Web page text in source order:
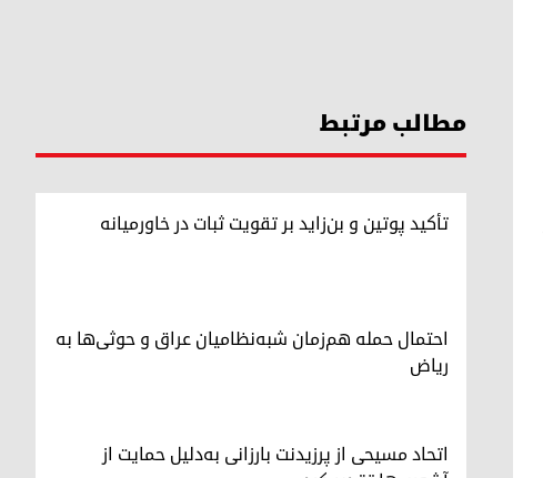
مطالب مرتبط
تأکید پوتین و بن‌زاید بر تقویت ثبات در خاورمیانه
احتمال حمله هم‌زمان شبه‌نظامیان عراق و حوثی‌ها به
ریاض
اتحاد مسیحی از پرزیدنت بارزانی به‌دلیل حمایت از